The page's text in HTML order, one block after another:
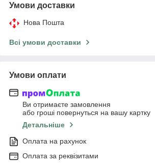
Умови доставки
Нова Пошта
Всі умови доставки
Умови оплати
Ви отримаєте замовлення
або гроші повернуться на вашу картку
Детальніше
Оплата на рахунок
Оплата за реквізитами